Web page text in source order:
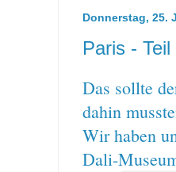
Donnerstag, 25.
Paris -
Das sollte
dahin
Wir haben
Dali-